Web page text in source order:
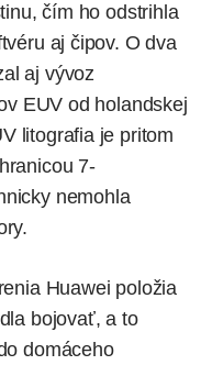
čím ho odstrihla
aj čipov. O dva
aj vývoz
EUV od holandskej
litografia je pritom
7-
nemohla
Huawei položia
bojovať, a to
domáceho